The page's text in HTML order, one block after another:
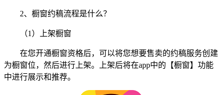
2、橱窗约稿流程是什么？
（1）上架橱窗
在您开通橱窗资格后，可以将您想要售卖的约稿服务创建
为橱窗位，然后进行上架。上架后将在app中的【橱窗】功能
中进行展示和推荐。